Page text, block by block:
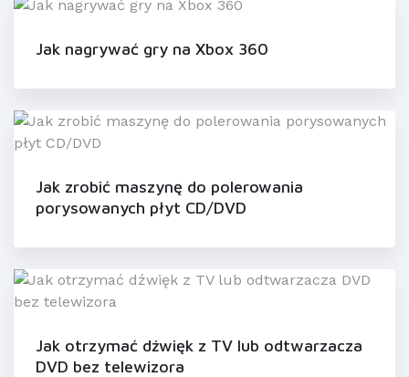
Jak nagrywać gry na Xbox 360
Jak zrobić maszynę do polerowania
porysowanych płyt CD/DVD
Jak otrzymać dźwięk z TV lub odtwarzacza
DVD bez telewizora